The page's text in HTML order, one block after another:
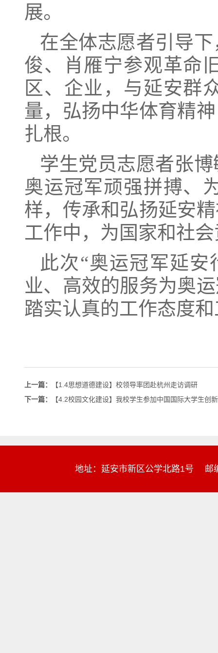
展。
在全体志愿者引导
俊、肖雁宁参观革命
区、企业，与延安群
量，弘扬中华体育精
扎根。
学生党员志愿者张
奥运冠军顽强拼搏、
样，传承和弘扬延安
工作中，为国家和社
此次“奥运冠军延
业、高效的服务为奥
踏实认真的工作态度
上一篇：
【1.4思想道德建设】校领导率团赴杭州走访调研
下一篇：
【4.2校园文化建设】我校学生参加中国国际大学生创
地址：延安市新区公学北路1号